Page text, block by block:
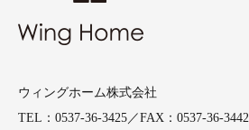
ウィングホーム株式会社
TEL：0537-36-3425／FAX：0537-36-3442